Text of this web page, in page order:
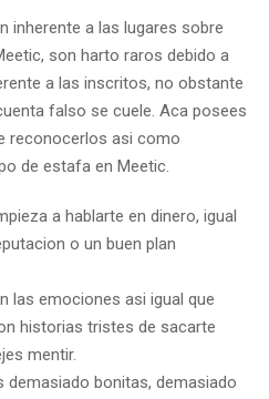
inherente a las lugares sobre
son harto raros debido a
a las inscritos, no obstante
falso se cuele. Aca posees
reconocerlos asi como
de estafa en Meetic.
a hablarte en dinero, igual
o un buen plan
las emociones asi igual que
historias tristes de sacarte
mentir.
bonitas, demasiado